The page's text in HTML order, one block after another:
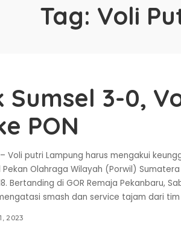
Tag: Voli
Sumsel 3-0,
PON
Voli putri Lampung harus mengakui
Olahraga Wilayah (Porwil)
Bertanding di GOR Remaja Pekanbaru,
smash dan service tajam dari
2023